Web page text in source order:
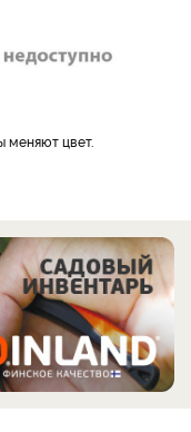
меняют цвет.